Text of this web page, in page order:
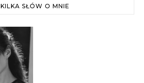
KILKA SŁÓW O MNIE